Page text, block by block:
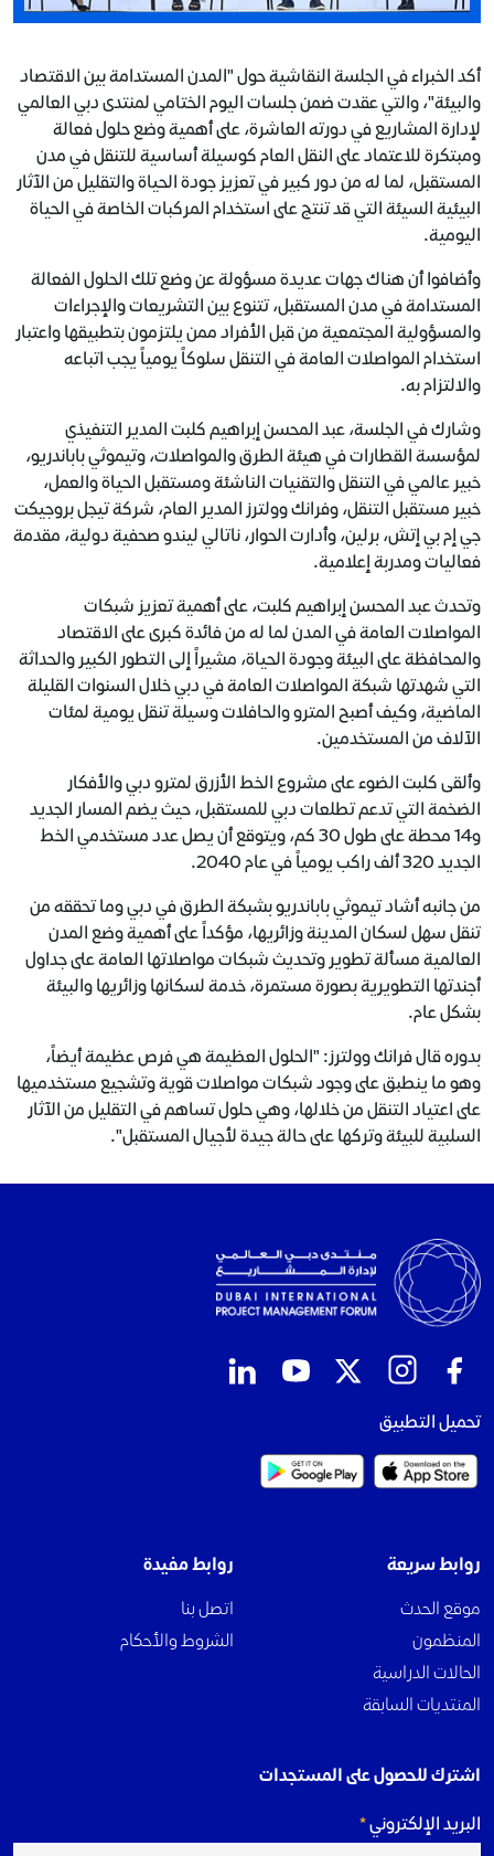
أكد الخبراء في الجلسة النقاشية حول "المدن المستدامة بين الاقتصاد
والبيئة"، والتي عقدت ضمن جلسات اليوم الختامي لمنتدى دبي العالمي
لإدارة المشاريع في دورته العاشرة، على أهمية وضع حلول فعالة
ومبتكرة للاعتماد على النقل العام كوسيلة أساسية للتنقل في مدن
المستقبل، لما له من دور كبير في تعزيز جودة الحياة والتقليل من الآثار
البيئية السيئة التي قد تنتج على استخدام المركبات الخاصة في الحياة
اليومية.
وأضافوا أن هناك جهات عديدة مسؤولة عن وضع تلك الحلول الفعالة
المستدامة في مدن المستقبل، تتنوع بين التشريعات والإجراءات
والمسؤولية المجتمعية من قبل الأفراد ممن يلتزمون بتطبيقها واعتبار
استخدام المواصلات العامة في التنقل سلوكاً يومياً يجب اتباعه
والالتزام به.
وشارك في الجلسة، عبد المحسن إبراهيم كلبت المدير التنفيذي
لمؤسسة القطارات في هيئة الطرق والمواصلات، وتيموثي باباندريو،
خبير عالمي في التنقل والتقنيات الناشئة ومستقبل الحياة والعمل،
خبير مستقبل التنقل، وفرانك وولترز المدير العام، شركة تيجل بروجيكت
جي إم بي إتش، برلين، وأدارت الحوار، ناتالي ليندو صحفية دولية، مقدمة
فعاليات ومدربة إعلامية.
وتحدث عبد المحسن إبراهيم كلبت، على أهمية تعزيز شبكات
المواصلات العامة في المدن لما له من فائدة كبرى على الاقتصاد
والمحافظة على البيئة وجودة الحياة، مشيراً إلى التطور الكبير والحداثة
التي شهدتها شبكة المواصلات العامة في دبي خلال السنوات القليلة
الماضية، وكيف أصبح المترو والحافلات وسيلة تنقل يومية لمئات
الآلاف من المستخدمين.
وألقى كلبت الضوء على مشروع الخط الأزرق لمترو دبي والأفكار
الضخمة التي تدعم تطلعات دبي للمستقبل، حيث يضم المسار الجديد
و14 محطة على طول 30 كم، ويتوقع أن يصل عدد مستخدمي الخط
الجديد 320 ألف راكب يومياً في عام 2040.
من جانبه أشاد تيموثي باباندريو بشبكة الطرق في دبي وما تحققه من
تنقل سهل لسكان المدينة وزائريها، مؤكداً على أهمية وضع المدن
العالمية مسألة تطوير وتحديث شبكات مواصلاتها العامة على جداول
أجندتها التطويرية بصورة مستمرة، خدمة لسكانها وزائريها والبيئة
بشكل عام.
بدوره قال فرانك وولترز: "الحلول العظيمة هي فرص عظيمة أيضاً،
وهو ما ينطبق على وجود شبكات مواصلات قوية وتشجيع مستخدميها
على اعتياد التنقل من خلالها، وهي حلول تساهم في التقليل من الآثار
السلبية للبيئة وتركها على حالة جيدة لأجيال المستقبل".
تحميل التطبيق
روابط سريعة
موقع الحدث
المنظمون
الحالات الدراسية
المنتديات السابقة
روابط مفيدة
اتصل بنا
الشروط والأحكام
اشترك للحصول على المستجدات
البريد الإلكتروني